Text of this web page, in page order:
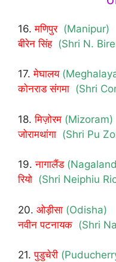
16. मणिपुर
बीरेन सिंह (Shri N.
17. मेघालय
कोनराड संगमा (Shri
18. मिज़ोरम (Mizoram)
जोरामथांगा (Shri Pu
19. नागालैंड
रियो (Shri Neiphiu
20. ओड़ीसा
नवीन पटनायक (Shri
21. पुडुचेरी